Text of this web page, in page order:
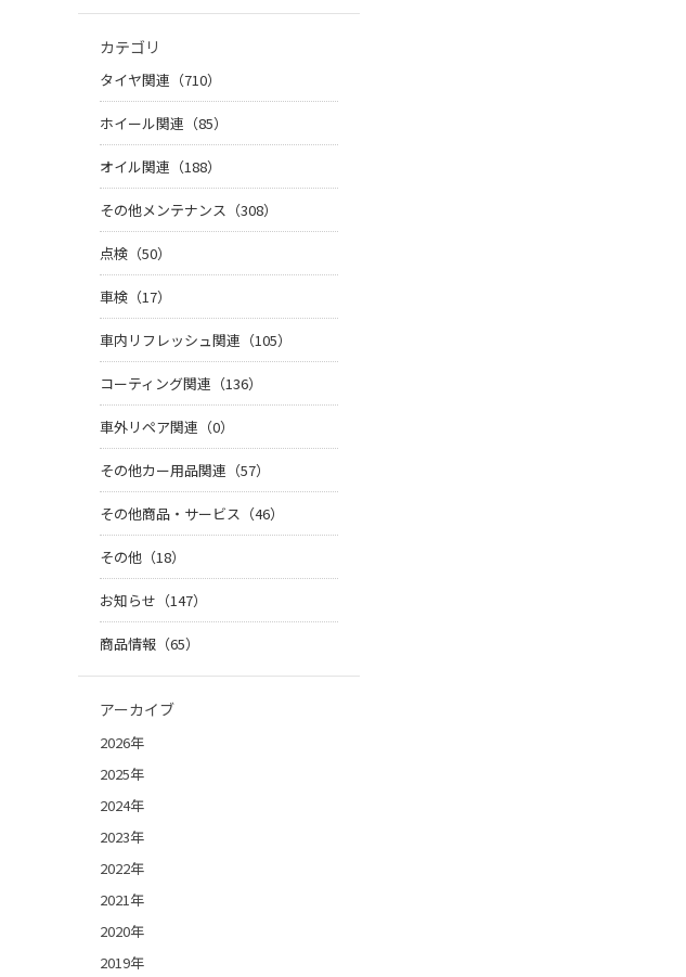
カテゴリ
タイヤ関連（710）
ホイール関連（85）
オイル関連（188）
その他メンテナンス（308）
点検（50）
車検（17）
車内リフレッシュ関連（105）
コーティング関連（136）
車外リペア関連（0）
その他カー用品関連（57）
その他商品・サービス（46）
その他（18）
お知らせ（147）
商品情報（65）
アーカイブ
2026年
2025年
2024年
2023年
2022年
2021年
2020年
2019年